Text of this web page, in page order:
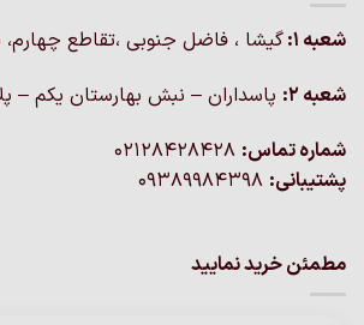
شعبه 1:
گيشا ، فاضل جنوبی ،تقاطع چهارم، پلاک
شعبه 2:
پاسداران – نبش بهارستان یکم – پلاک
شماره تماس:
پشتیبانی:
مطمئن خرید نمایید